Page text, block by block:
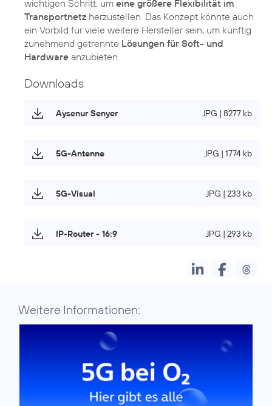
wichtigen Schritt, um eine größere Flexibilität im
Transportnetz herzustellen. Das Konzept könnte auch
ein Vorbild für viele weitere Hersteller sein, um künftig
zunehmend getrennte Lösungen für Soft- und
Hardware anzubieten.
Downloads
Aysenur Senyer JPG | 8277 kb
5G-Antenne JPG | 1774 kb
5G-Visual JPG | 233 kb
IP-Router - 16:9 JPG | 293 kb
Weitere Informationen: